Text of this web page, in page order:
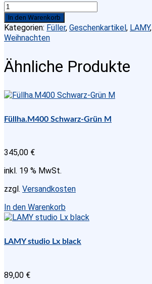
LAMY
aion
black
Menge
In den Warenkorb
Kategorien: Füller, Geschenkartikel, LAMY,
Weihnachten
Ähnliche Produkte
Füllha.M400 Schwarz-Grün M
345,00 €
inkl. 19 % MwSt.
zzgl. Versandkosten
In den Warenkorb
LAMY studio Lx black
89,00 €